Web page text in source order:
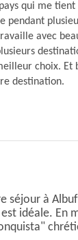
qui me
pendant
avec
choix. Et
destination.
séjour à
idéale.